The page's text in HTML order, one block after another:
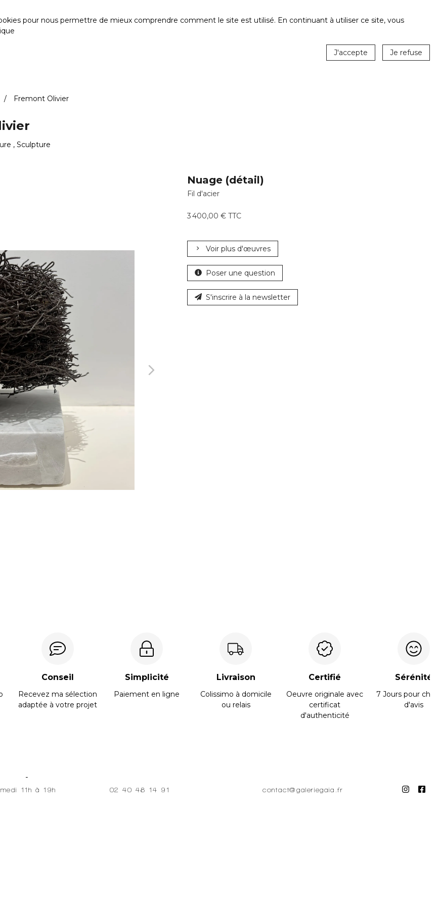
11h à 19h 02 40 48 14 91 contact@galeriegaia.fr
pour nous permettre de mieux comprendre comment le site est utilisé. En continuant à utiliser ce site, vous
J'accepte Je refuse
Fremont Olivier
, Sculpture
Nuage (détail)
Fil d'acier
3 400,00 € TTC
Voir plus d'œuvres
Poser une question
S'inscrire à la newsletter
Conseil
Recevez ma sélection
adaptée à votre projet
Simplicité
Paiement en ligne
Livraison
Colissimo à domicile
ou relais
Certifié
Oeuvre originale avec
certificat
d'authenticité
Sérénité
7 Jours pour
d'avis